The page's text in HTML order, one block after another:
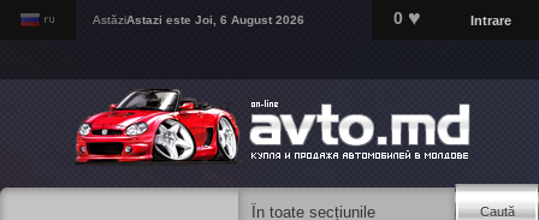
AstăziAstazi este Joi, 6 August 2026 0 ♥ Intrare
Caută